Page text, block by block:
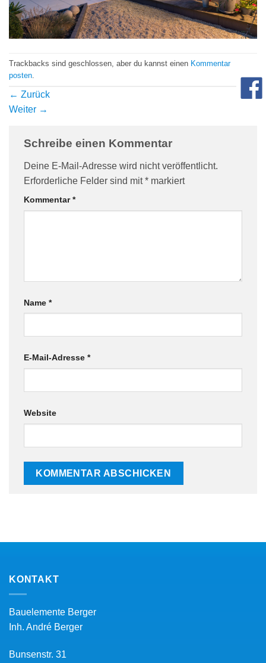
Trackbacks sind geschlossen, aber du kannst einen Kommentar
posten
← Zurück
Weiter →
Schreibe einen Kommentar
Deine E-Mail-Adresse wird nicht veröffentlicht.
Erforderliche Felder sind mit* markiert
Kommentar*
Name *
E-Mail-Adresse *
Website
KONTAKT
Bauelemente Berger
Inh. André Berger
Bunsenstr. 31
da/7396d191548d7bebea1ee96e2c08/